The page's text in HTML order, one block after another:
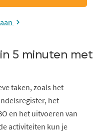
5 minuten met
taken, zoals het
het
en het uitvoeren van
activiteiten kun je